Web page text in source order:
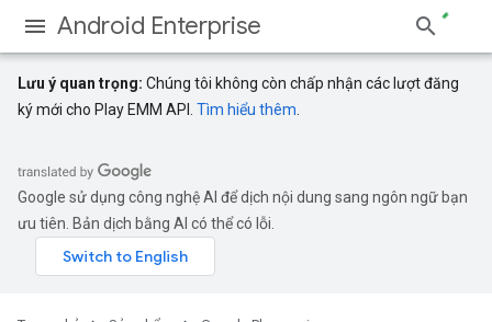
Android Enterprise
Lưu ý quan trọng: Chúng tôi không còn chấp nhận các lượt đăng
ký mới cho Play EMM API. Tìm hiểu thêm
Google sử dụng công nghệ AI để dịch nội dung sang ngôn ngữ bạn
ưu tiên. Bản dịch bằng AI có thể có lỗi.